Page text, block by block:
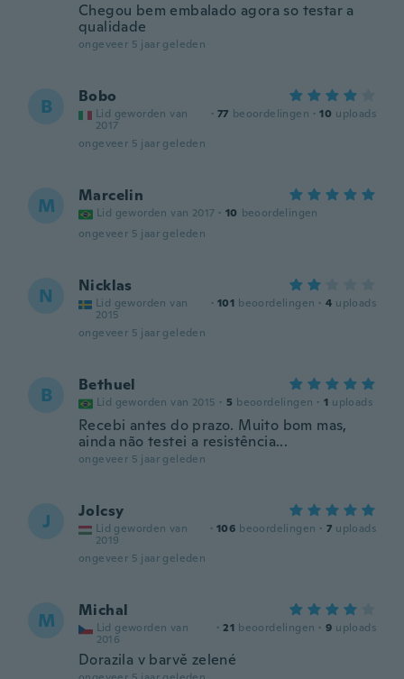
Chegou bem embalado agora so testar a
qualidade
ongeveer 5 jaar geleden
B Bobo
Lid geworden van
2017
· 77 beoordelingen · 10 uploads
ongeveer 5 jaar geleden
M Marcelin
Lid geworden van 2017 · 10 beoordelingen
ongeveer 5 jaar geleden
N Nicklas
Lid geworden van
2015
· 101 beoordelingen · 4 uploads
ongeveer 5 jaar geleden
B Bethuel
Lid geworden van 2015 · 5 beoordelingen · 1 uploads
Recebi antes do prazo. Muito bom mas,
ainda não testei a resistência...
ongeveer 5 jaar geleden
J Jolcsy
Lid geworden van
2019
· 106 beoordelingen · 7 uploads
ongeveer 5 jaar geleden
M Michal
Lid geworden van
2016
· 21 beoordelingen · 9 uploads
Dorazila v barvě zelené